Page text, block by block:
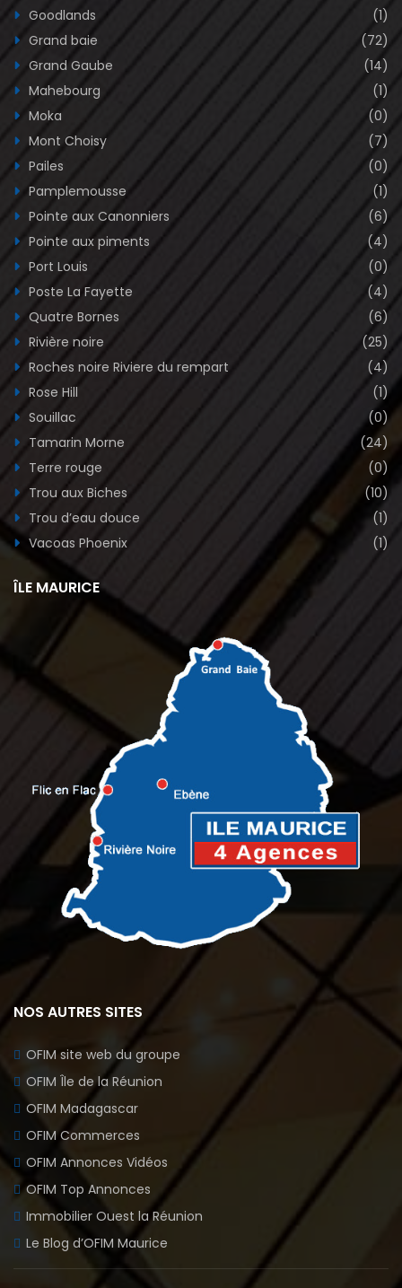
Goodlands
(1)
Grand baie
(72)
Grand Gaube
(14)
Mahebourg
(1)
Moka
(0)
Mont Choisy
(7)
Pailes
(0)
Pamplemousse
(1)
Pointe aux Canonniers
(6)
Pointe aux piments
(4)
Port Louis
(0)
Poste La Fayette
(4)
Quatre Bornes
(6)
Rivière noire
(25)
Roches noire Riviere du rempart
(4)
Rose Hill
(1)
Souillac
(0)
Tamarin Morne
(24)
Terre rouge
(0)
Trou aux Biches
(10)
Trou d’eau douce
(1)
Vacoas Phoenix
(1)
ÎLE MAURICE
NOS AUTRES SITES
OFIM site web du groupe
OFIM Île de la Réunion
OFIM Madagascar
OFIM Commerces
OFIM Annonces Vidéos
OFIM Top Annonces
Immobilier Ouest la Réunion
Le Blog d’OFIM Maurice